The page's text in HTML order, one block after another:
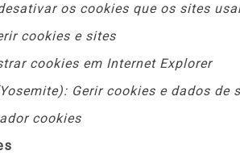
os cookies que os sites
cookies e sites
cookies em Internet Explorer
Gerir cookies e dados de
cookies